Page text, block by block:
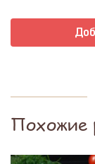
Похожие